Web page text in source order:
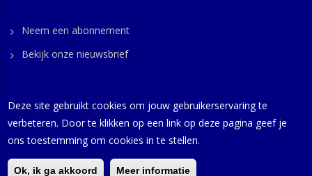
Neem een abonnement
Bekijk onze nieuwsbrief
© GaviasThemes 2016-2024 -ProductieHarold Beffers - Alle
rechten voorbehouden | hosting: InterIPNetworks
privacy|disclaimer
Deze site gebruikt cookies om jouw gebruikerservaring te
verbeteren. Door te klikken op een link op deze pagina geef je
ons toestemming om cookies in te stellen.
Ok, ik ga akkoord Meer informatie